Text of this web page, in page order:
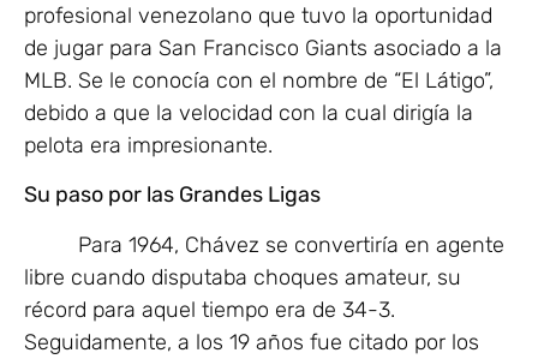
profesional venezolano que tuvo la oportunidad
de jugar para San Francisco Giants asociado a la
MLB. Se le conocía con el nombre de “El Látigo”,
debido a que la velocidad con la cual dirigía la
pelota era impresionante.
Su paso por las Grandes Ligas
Para 1964, Chávez se convertiría en agente
libre cuando disputaba choques amateur, su
récord para aquel tiempo era de 34-3.
Seguidamente, a los 19 años fue citado por los